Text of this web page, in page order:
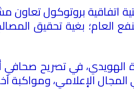
اتفاقية بروتوكول
العام؛ بغية تحقيق
الهويدي، في تصريح صحافي
الإعلامي، ومواكبة